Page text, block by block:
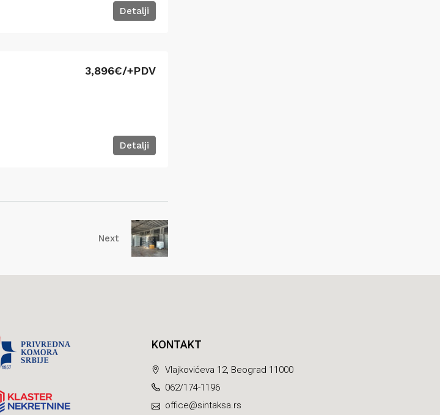
Detalji
3,896€/+PDV
Detalji
Next
KONTAKT
Vlajkovićeva 12, Beograd 11000
062/174-1196
office@sintaksa.rs